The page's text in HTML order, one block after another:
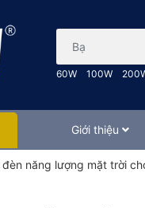
60W 100W
Giới thiệu
đèn năng lượng mặt trời